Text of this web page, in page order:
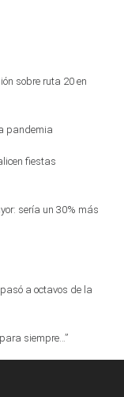
sobre ruta 20 en
pandemia
fiestas
sería un 30% más
a octavos de la
siempre…”